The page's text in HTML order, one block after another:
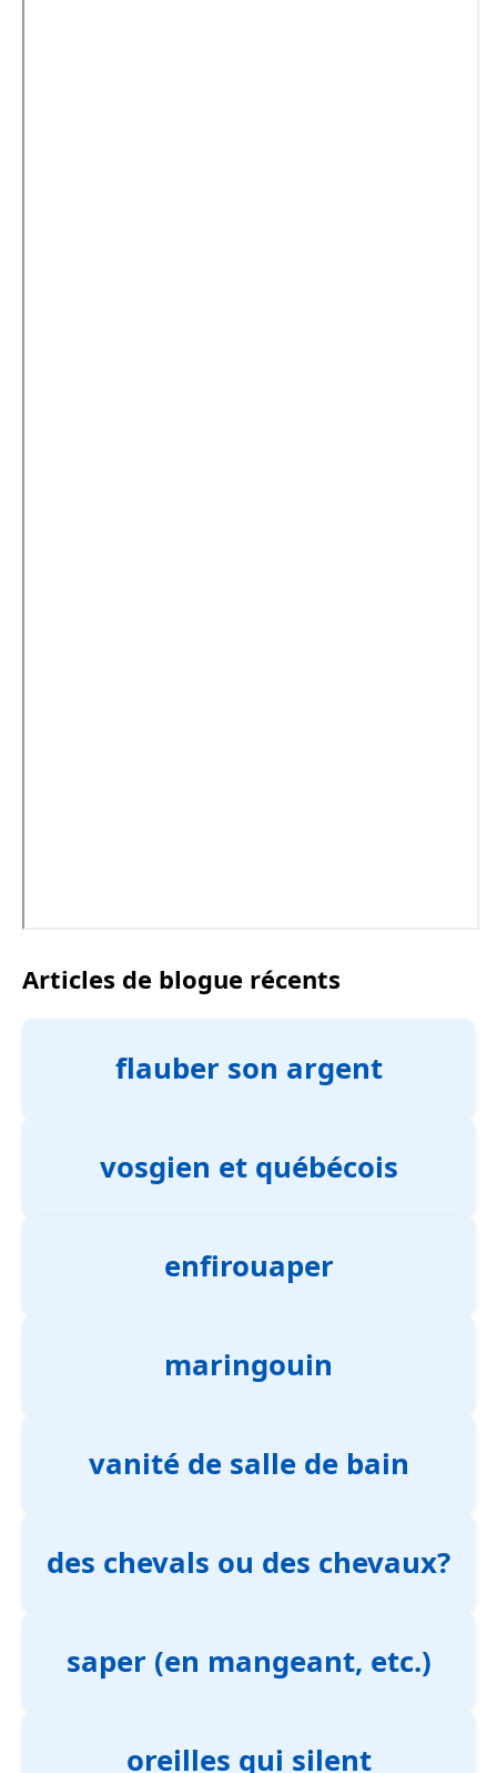
Articles de blogue récents
flauber son argent
vosgien et québécois
enfirouaper
maringouin
vanité de salle de bain
des chevals ou des chevaux?
saper (en mangeant, etc.)
oreilles qui silent